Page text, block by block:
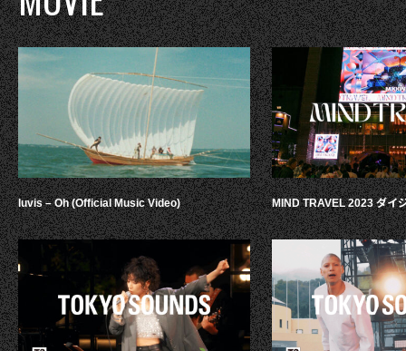
luvis – Oh (Official Music Video) MIND TRAVEL 2023 ダイ